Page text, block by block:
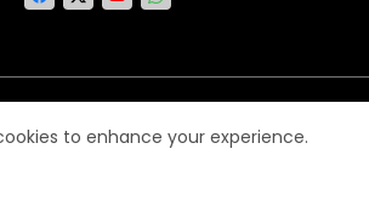
Terms and Conditions
to enhance your experience.